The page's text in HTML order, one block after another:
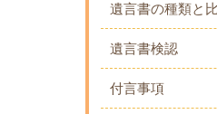
遺言書の種類と
遺言書検認
付言事項